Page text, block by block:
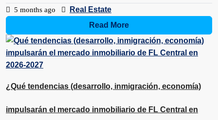
5 months ago
Real Estate
Read More
¿Qué tendencias (desarrollo, inmigración, economía)
impulsarán el mercado inmobiliario de FL Central en